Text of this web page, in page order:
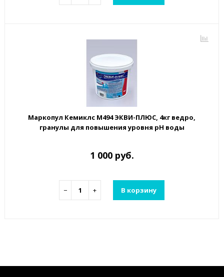
Маркопул Кемиклс М494 ЭКВИ-ПЛЮС, 4кг ведро,
гранулы для повышения уровня рН воды
1 000 руб.
− + В корзину